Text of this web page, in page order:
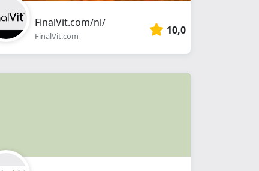
FinalVit.com/nl/
FinalVit.com 10,0